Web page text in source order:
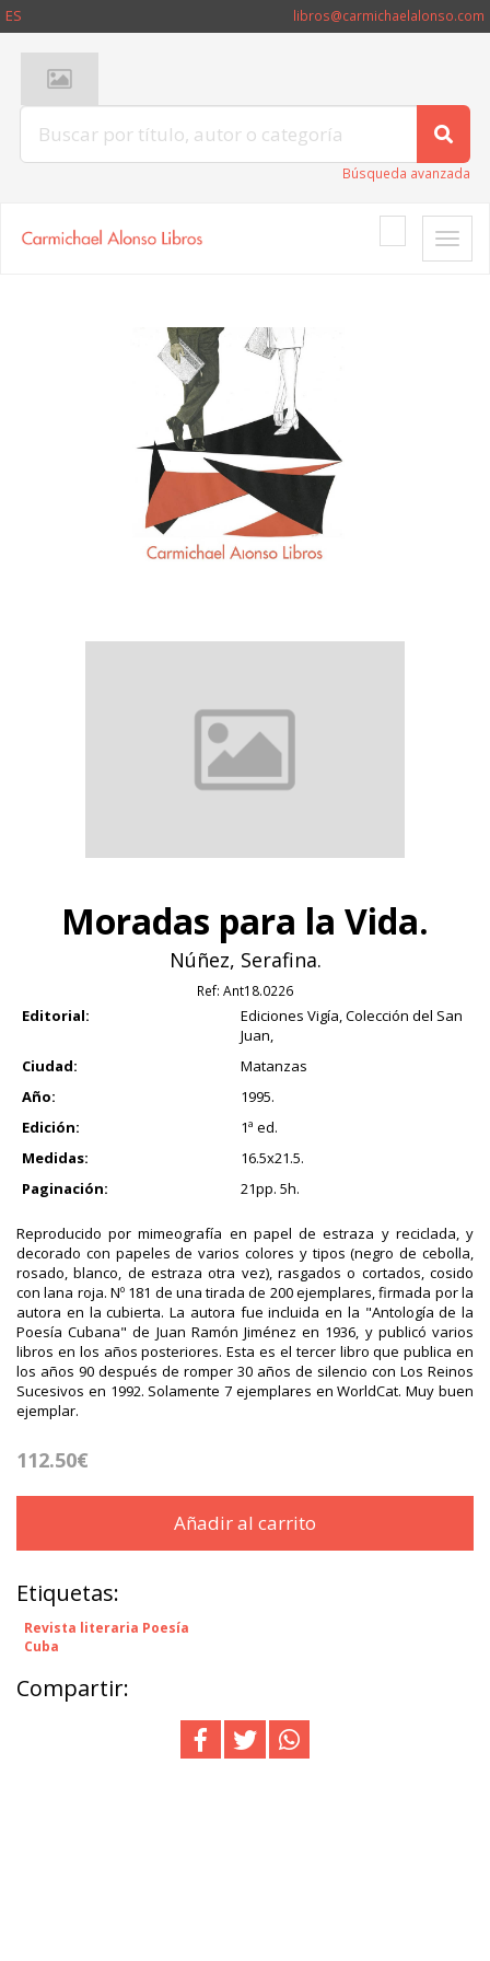
ES libros@carmichaelalonso.com
Búsqueda avanzada
Toggle
Moradas para la Vida.
Núñez, Serafina.
Ref: Ant18.0226
Editorial:
Ediciones Vigía, Colección del San
Juan,
Ciudad:
Matanzas
Año:
1995.
Edición:
1ª ed.
Medidas:
16.5x21.5.
Paginación:
21pp. 5h.
Reproducido por mimeografía en papel de estraza y reciclada, y
decorado con papeles de varios colores y tipos (negro de cebolla,
rosado, blanco, de estraza otra vez), rasgados o cortados, cosido
con lana roja. Nº 181 de una tirada de 200 ejemplares, firmada por la
autora en la cubierta. La autora fue incluida en la "Antología de la
Poesía Cubana" de Juan Ramón Jiménez en 1936, y publicó varios
libros en los años posteriores. Esta es el tercer libro que publica en
los años 90 después de romper 30 años de silencio con Los Reinos
Sucesivos en 1992. Solamente 7 ejemplares en WorldCat. Muy buen
ejemplar.
112.50€
Añadir al carrito
Etiquetas:
Revista literaria Poesía
Cuba
Compartir: